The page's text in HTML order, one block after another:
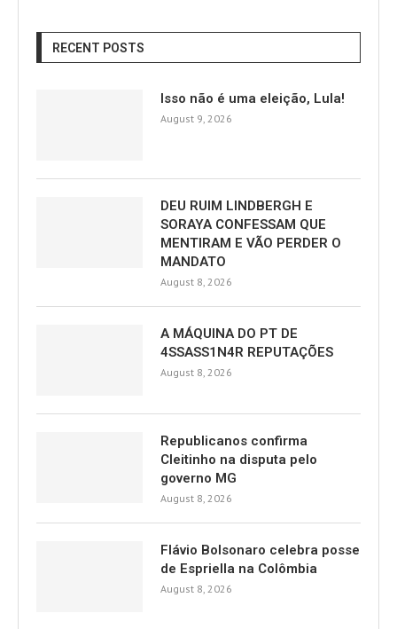
RECENT POSTS
Isso não é uma eleição, Lula!
August 9, 2026
DEU RUIM LINDBERGH E
SORAYA CONFESSAM QUE
MENTIRAM E VÃO PERDER O
MANDATO
August 8, 2026
A MÁQUINA DO PT DE
4SSASS1N4R REPUTAÇÕES
August 8, 2026
Republicanos confirma
Cleitinho na disputa pelo
governo MG
August 8, 2026
Flávio Bolsonaro celebra posse
de Espriella na Colômbia
August 8, 2026